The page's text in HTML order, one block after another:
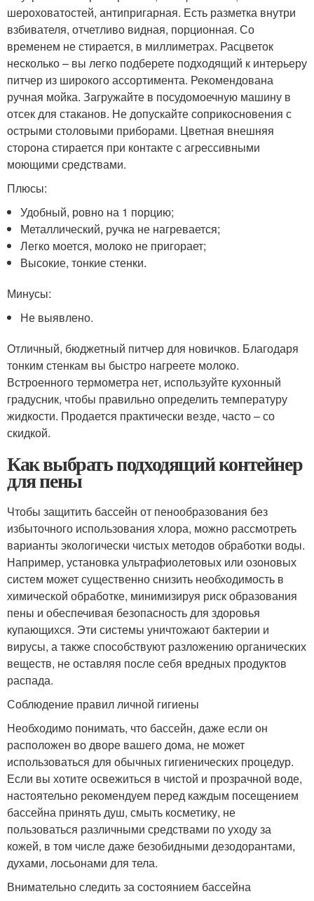
шероховатостей, антипригарная. Есть разметка внутри
взбивателя, отчетливо видная, порционная. Со
временем не стирается, в миллиметрах. Расцветок
несколько – вы легко подберете подходящий к интерьеру
питчер из широкого ассортимента. Рекомендована
ручная мойка. Загружайте в посудомоечную машину в
отсек для стаканов. Не допускайте соприкосновения с
острыми столовыми приборами. Цветная внешняя
сторона стирается при контакте с агрессивными
моющими средствами.
Плюсы:
Удобный, ровно на 1 порцию;
Металлический, ручка не нагревается;
Легко моется, молоко не пригорает;
Высокие, тонкие стенки.
Минусы:
Не выявлено.
Отличный, бюджетный питчер для новичков. Благодаря
тонким стенкам вы быстро нагреете молоко.
Встроенного термометра нет, используйте кухонный
градусник, чтобы правильно определить температуру
жидкости. Продается практически везде, часто – со
скидкой.
Как выбрать подходящий контейнер
для пены
Чтобы защитить бассейн от пенообразования без
избыточного использования хлора, можно рассмотреть
варианты экологически чистых методов обработки воды.
Например, установка ультрафиолетовых или озоновых
систем может существенно снизить необходимость в
химической обработке, минимизируя риск образования
пены и обеспечивая безопасность для здоровья
купающихся. Эти системы уничтожают бактерии и
вирусы, а также способствуют разложению органических
веществ, не оставляя после себя вредных продуктов
распада.
Соблюдение правил личной гигиены
Необходимо понимать, что бассейн, даже если он
расположен во дворе вашего дома, не может
использоваться для обычных гигиенических процедур.
Если вы хотите освежиться в чистой и прозрачной воде,
настоятельно рекомендуем перед каждым посещением
бассейна принять душ, смыть косметику, не
пользоваться различными средствами по уходу за
кожей, в том числе даже безобидными дезодорантами,
духами, лосьонами для тела.
Внимательно следить за состоянием бассейна